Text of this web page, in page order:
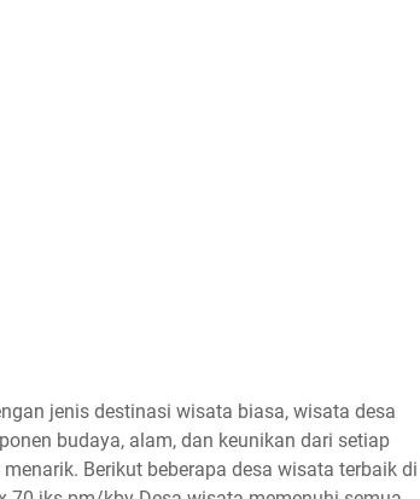
jenis destinasi wisata biasa, wisata desa
budaya, alam, dan keunikan dari setiap
Berikut beberapa desa wisata terbaik di